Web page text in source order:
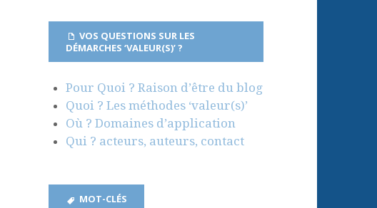
VOS QUESTIONS SUR LES
DÉMARCHES ‘VALEUR(S)’ ?
Pour Quoi ? Raison d’être du blog
Quoi ? Les méthodes ‘valeur(s)’
Où ? Domaines d’application
Qui ? acteurs, auteurs, contact
MOT-CLÉS